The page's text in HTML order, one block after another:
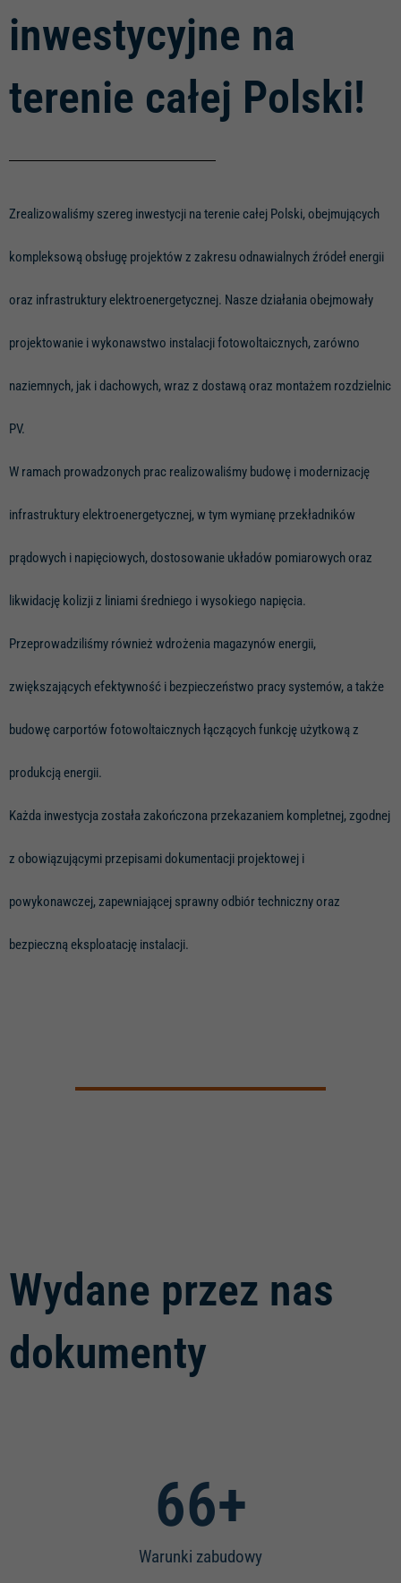
inwestycyjne na
terenie całej Polski!
Zrealizowaliśmy szereg inwestycji na terenie całej Polski, obejmujących
kompleksową obsługę projektów z zakresu odnawialnych źródeł energii
oraz infrastruktury elektroenergetycznej. Nasze działania obejmowały
projektowanie i wykonawstwo instalacji fotowoltaicznych, zarówno
naziemnych, jak i dachowych, wraz z dostawą oraz montażem rozdzielnic
PV.
W ramach prowadzonych prac realizowaliśmy budowę i modernizację
infrastruktury elektroenergetycznej, w tym wymianę przekładników
prądowych i napięciowych, dostosowanie układów pomiarowych oraz
likwidację kolizji z liniami średniego i wysokiego napięcia.
Przeprowadziliśmy również wdrożenia magazynów energii,
zwiększających efektywność i bezpieczeństwo pracy systemów, a także
budowę carportów fotowoltaicznych łączących funkcję użytkową z
produkcją energii.
Każda inwestycja została zakończona przekazaniem kompletnej, zgodnej
z obowiązującymi przepisami dokumentacji projektowej i
powykonawczej, zapewniającej sprawny odbiór techniczny oraz
bezpieczną eksploatację instalacji.
Wydane przez nas
dokumenty
Warunki zabudowy
70+